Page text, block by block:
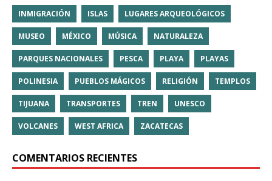
INMIGRACIÓN ISLAS LUGARES ARQUEOLÓGICOS
MUSEO MÉXICO MÚSICA NATURALEZA
PARQUES NACIONALES PESCA PLAYA PLAYAS
POLINESIA PUEBLOS MÁGICOS RELIGIÓN TEMPLOS
TIJUANA TRANSPORTES TREN UNESCO
VOLCANES WEST AFRICA ZACATECAS
COMENTARIOS RECIENTES